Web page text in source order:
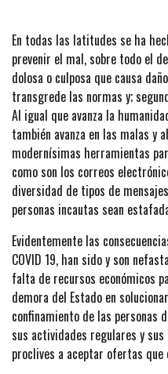
En todas las latitudes se ha
prevenir el mal, sobre todo el
dolosa o culposa que causa
transgrede las normas y;
Al igual que avanza la
también avanza en las malas y
modernísimas herramientas
como son los correos
diversidad de tipos de
personas incautas sean
Evidentemente las
COVID 19, han sido y son
falta de recursos económicos
demora del Estado en
confinamiento de las personas
sus actividades regulares y
proclives a aceptar ofertas